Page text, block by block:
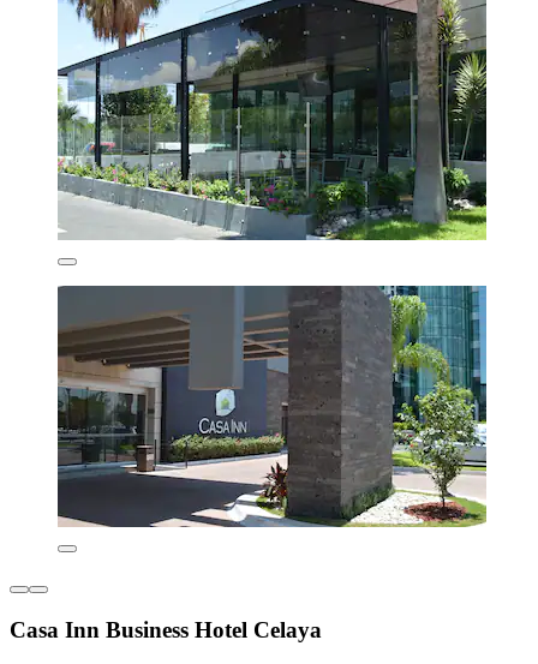
Casa Inn Business Hotel Celaya